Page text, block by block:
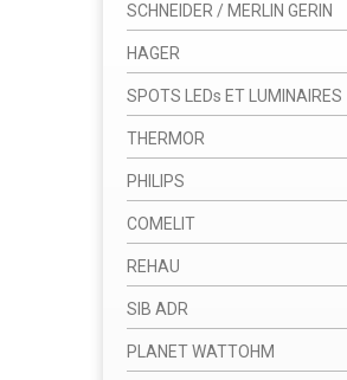
SCHNEIDER / MERLIN GERIN
HAGER
SPOTS LEDs ET LUMINAIRES
THERMOR
PHILIPS
COMELIT
REHAU
SIB ADR
PLANET WATTOHM